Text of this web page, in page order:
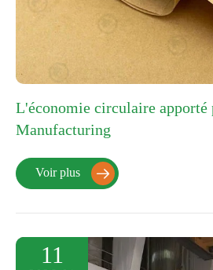
L'économie circulaire apporté
Manufacturing
Voir plus 
11